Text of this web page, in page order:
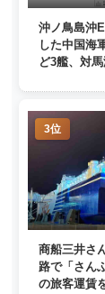
沖ノ鳥島沖
した中国海
ど3艦、対
3位
商船三井さ
路で「さん
の旅客運賃